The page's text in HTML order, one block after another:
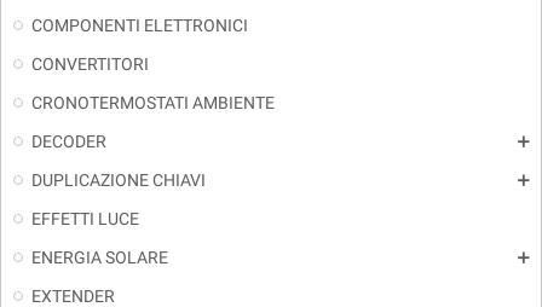
COMPONENTI ELETTRONICI
CONVERTITORI
CRONOTERMOSTATI AMBIENTE
DECODER
add
DUPLICAZIONE CHIAVI add
EFFETTI LUCE
ENERGIA SOLARE
add
EXTENDER